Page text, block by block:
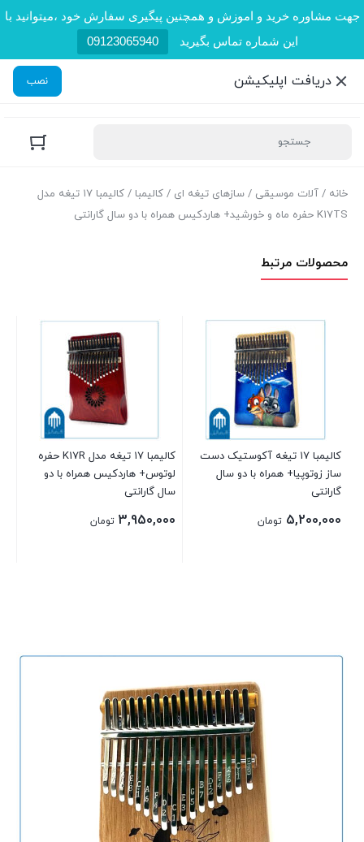
جهت مشاوره خرید و اموزش و همچنین پیگیری سفارش خود ،میتوانید با
این شماره تماس بگیرید
09123065940
دریافت اپلیکیشن نصب
خانه / آلات موسیقی / سازهای تیغه ای / کالیمبا
/ کالیمبا ۱۷ تیغه مدل
K17TS حفره ماه و خورشید+ هاردکیس همراه با دو سال گارانتی
محصولات مرتبط
کالیمبا ۱۷ تیغه آکوستیک دست
ساز زوتوپیا+ همراه با دو سال
گارانتی
5,200,000 تومان
کالیمبا ۱۷ تیغه مدل K17R حفره
لوتوس+ هاردکیس همراه با دو
سال گارانتی
3,950,000 تومان